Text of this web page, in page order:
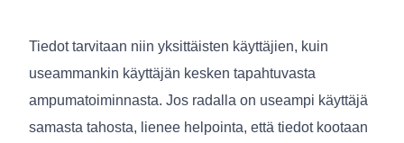
Tiedot tarvitaan niin yksittäisten käyttäjien, kuin
useammankin käyttäjän kesken tapahtuvasta
ampumatoiminnasta. Jos radalla on useampi käyttäjä
samasta tahosta, lienee helpointa, että tiedot kootaan